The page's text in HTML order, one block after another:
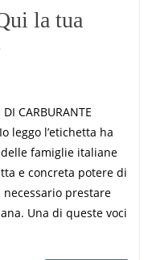
la tua
CARBURANTE
leggo l’etichetta ha
famiglie italiane
e concreta potere di
necessario prestare
Una di queste voci